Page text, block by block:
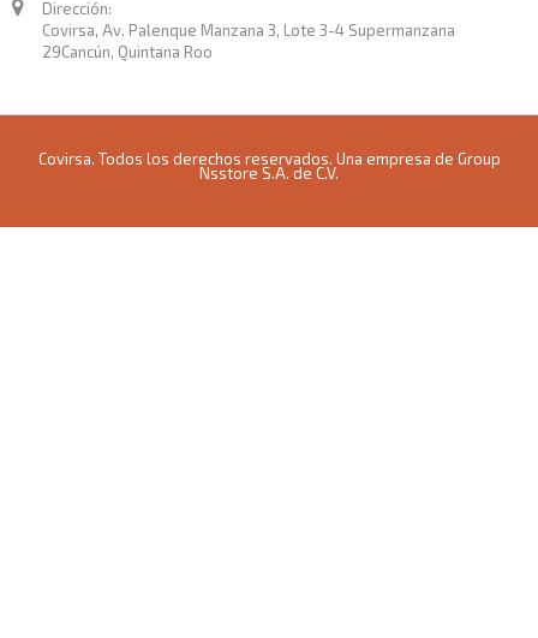
Dirección:
Covirsa, Av. Palenque Manzana 3, Lote 3-4 Supermanzana
29Cancún, Quintana Roo
Covirsa. Todos los derechos reservados. Una empresa de Group
Nsstore S.A. de C.V.